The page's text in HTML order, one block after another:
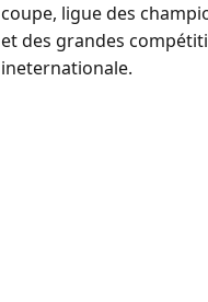
coupe, ligue des
et des grandes
ineternationale.